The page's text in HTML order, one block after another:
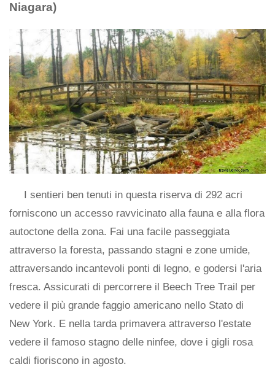
Niagara)
I sentieri ben tenuti in questa riserva di 292 acri
forniscono un accesso ravvicinato alla fauna e alla flora
autoctone della zona. Fai una facile passeggiata
attraverso la foresta, passando stagni e zone umide,
attraversando incantevoli ponti di legno, e godersi l'aria
fresca. Assicurati di percorrere il Beech Tree Trail per
vedere il più grande faggio americano nello Stato di
New York. E nella tarda primavera attraverso l'estate
vedere il famoso stagno delle ninfee, dove i gigli rosa
caldi fioriscono in agosto.